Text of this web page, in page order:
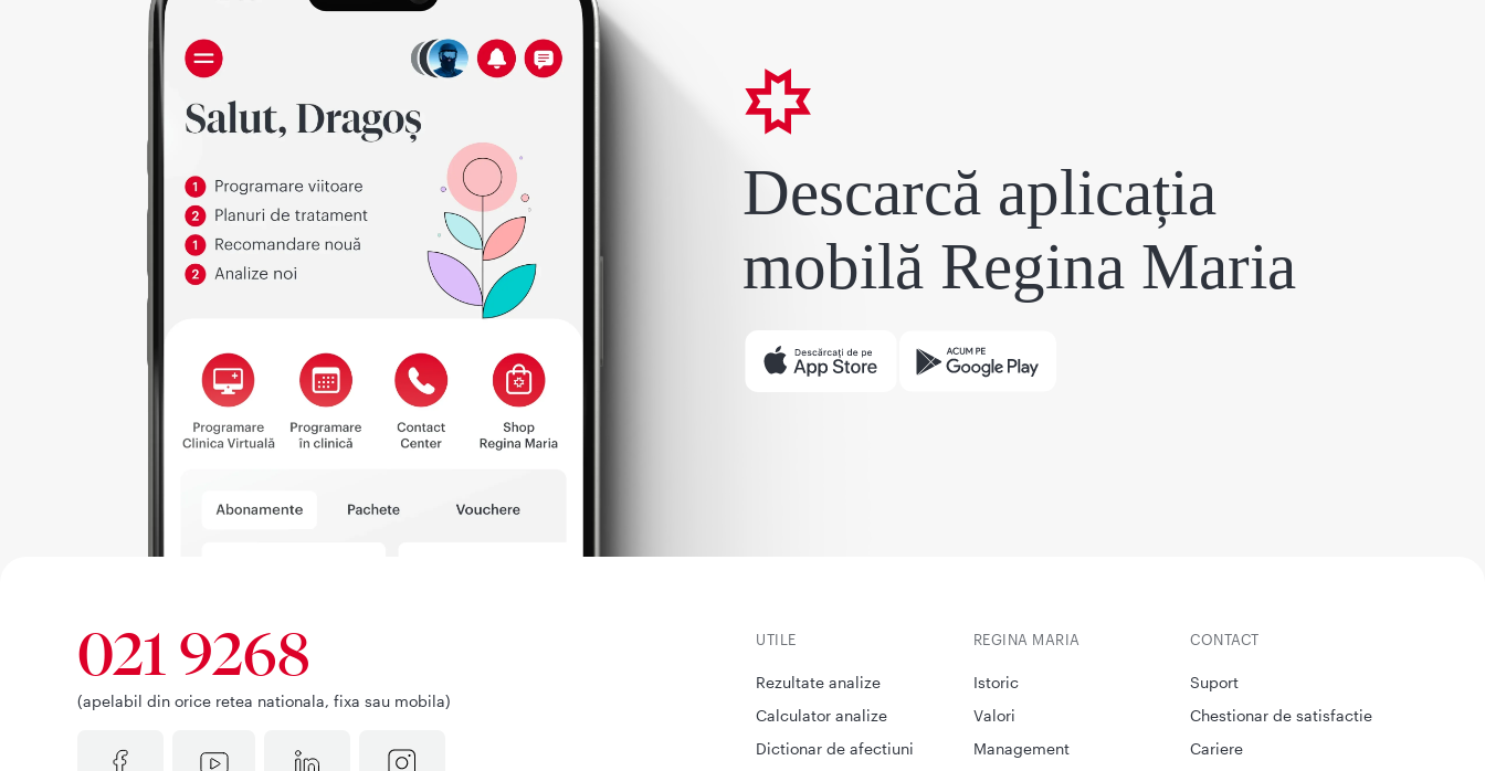
Descarcă aplicația
mobilă Regina Maria
021 9268
(apelabil din orice retea nationala, fixa sau mobila)
UTILE
Rezultate analize
Calculator analize
Dictionar de afectiuni
CONTACT
Suport
Chestionar de satisfactie
Cariere
REGINA MARIA
Istoric
Valori
Management